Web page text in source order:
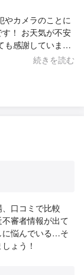
やカメラのことに
！ お天気が不安
も感謝していま
続きを読む
口コミで比較
審者情報が出て
に悩んでいる…そ
ょう！